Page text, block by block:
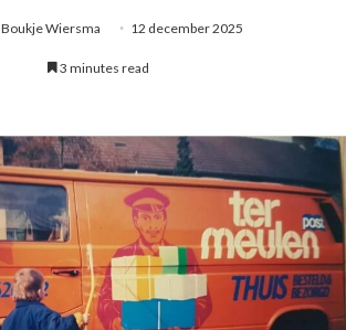
Boukje Wiersma 12 december 2025
3 minutes read